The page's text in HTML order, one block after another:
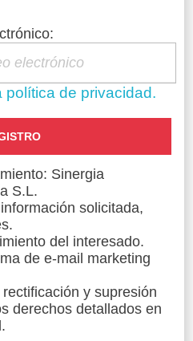
afrontar
oposición a
II.PP.
y acompañamiento.
horas al día ni tener
Lo importante es
adaptado a tu
y un equipo que
individualizada. En
con cada
su contexto, sus
reales.
política de privacidad.
Sinergia
S.L.
solicitada,
del interesado.
de e-mail marketing
y supresión
derechos detallados en